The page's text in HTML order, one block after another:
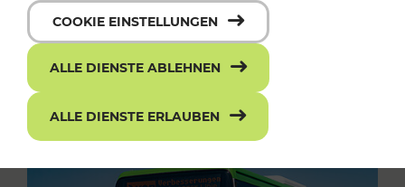
COOKIE EINSTELLUNGEN
ALLE DIENSTE ABLEHNEN
ALLE DIENSTE ERLAUBEN